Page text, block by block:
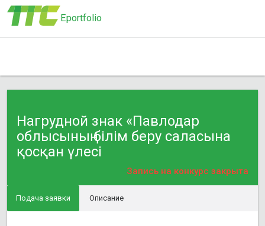
Eportfolio
Нагрудной знак «Павлодар
облысының білім беру саласына
қосқан үлесі
Запись на конкурс закрыта
Подача заявки Описание